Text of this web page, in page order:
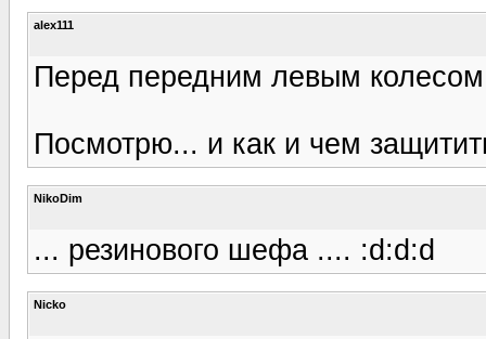
alex111
Перед передним левым
Посмотрю... и как и чем
NikoDim
... резинового шефа .... :d:d:d
Nicko